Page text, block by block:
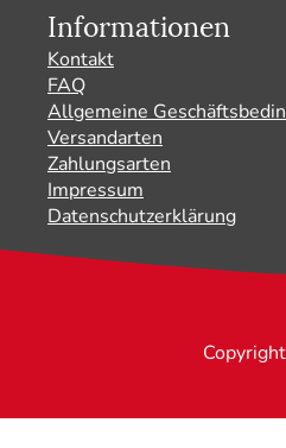
Informationen
Kontakt
FAQ
Allgemeine
Versandarten
Zahlungsarten
Impressum
Datenschutzerklärung